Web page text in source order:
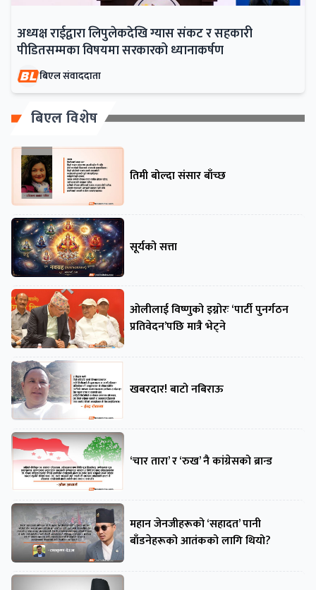
अध्यक्ष राईद्वारा लिपुलेकदेखि ग्यास संकट र सहकारी
पीडितसम्मका विषयमा सरकारको ध्यानाकर्षण
बिएल संवाददाता
बिएल विशेष
तिमी बोल्दा संसार बाँच्छ
सूर्यको सत्ता
ओलीलाई विष्णुको इग्नोरः ‘पार्टी पुनर्गठन
प्रतिवेदन’पछि मात्रै भेट्ने
खबरदार! बाटो नबिराऊ
‘चार तारा’ र ‘रुख’ नै कांग्रेसको ब्रान्ड
महान जेनजीहरूको ‘सहादत’ पानी
बाँडनेहरूको आतंकको लागि थियो?